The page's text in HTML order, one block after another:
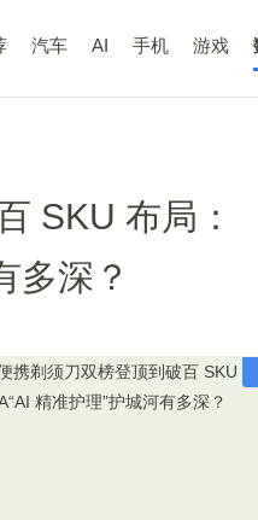
汽车 AI 手机 游戏
SKU 布局：
多深？